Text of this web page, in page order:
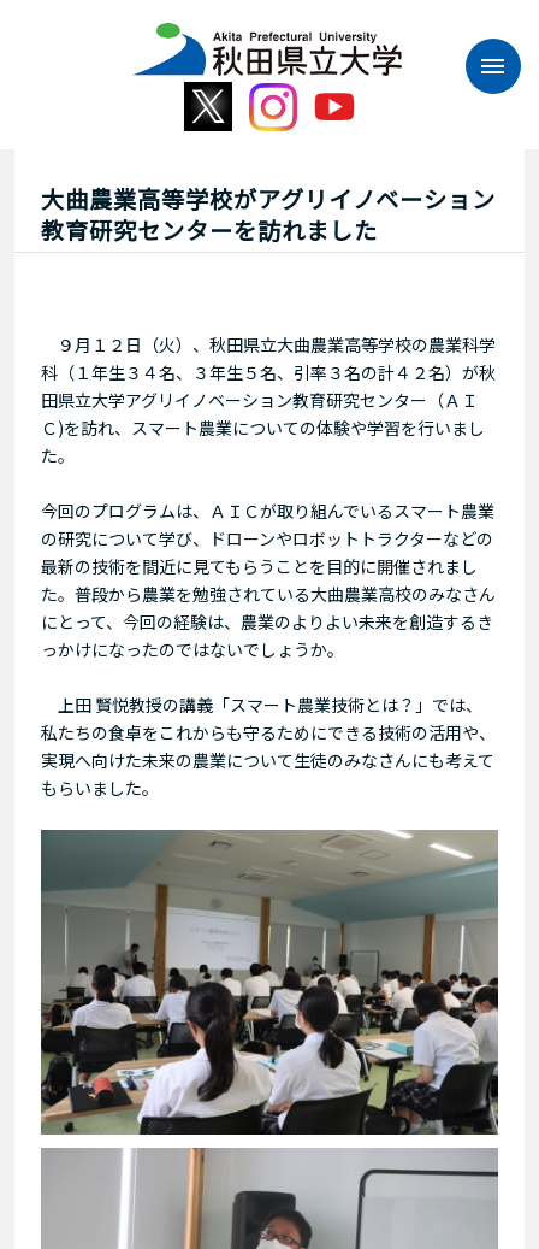
大曲農業高等学校がアグリイノベーション
教育研究センターを訪れました
９月１２日（火）、秋田県立大曲農業高等学校の農業科学
科（１年生３４名、３年生５名、引率３名の計４２名）が秋
田県立大学アグリイノベーション教育研究センター（ＡＩ
Ｃ)を訪れ、スマート農業についての体験や学習を行いまし
た。
今回のプログラムは、ＡＩＣが取り組んでいるスマート農業
の研究について学び、ドローンやロボットトラクターなどの
最新の技術を間近に見てもらうことを目的に開催されまし
た。普段から農業を勉強されている大曲農業高校のみなさん
にとって、今回の経験は、農業のよりよい未来を創造するき
っかけになったのではないでしょうか。
上田 賢悦教授の講義「スマート農業技術とは？」では、
私たちの食卓をこれからも守るためにできる技術の活用や、
実現へ向けた未来の農業について生徒のみなさんにも考えて
もらいました。